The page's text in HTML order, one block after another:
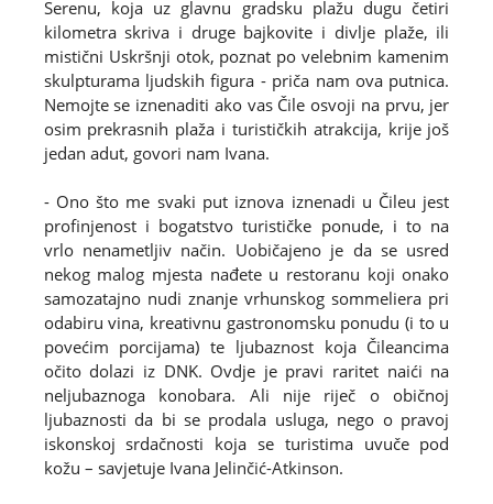
Serenu, koja uz glavnu gradsku plažu dugu četiri
kilometra skriva i druge bajkovite i divlje plaže, ili
mistični Uskršnji otok, poznat po velebnim kamenim
skulpturama ljudskih figura - priča nam ova putnica.
Nemojte se iznenaditi ako vas Čile osvoji na prvu, jer
osim prekrasnih plaža i turističkih atrakcija, krije još
jedan adut, govori nam Ivana.
- Ono što me svaki put iznova iznenadi u Čileu jest
profinjenost i bogatstvo turističke ponude, i to na
vrlo nenametljiv način. Uobičajeno je da se usred
nekog malog mjesta nađete u restoranu koji onako
samozatajno nudi znanje vrhunskog sommeliera pri
odabiru vina, kreativnu gastronomsku ponudu (i to u
povećim porcijama) te ljubaznost koja Čileancima
očito dolazi iz DNK. Ovdje je pravi raritet naići na
neljubaznoga konobara. Ali nije riječ o običnoj
ljubaznosti da bi se prodala usluga, nego o pravoj
iskonskoj srdačnosti koja se turistima uvuče pod
kožu – savjetuje Ivana Jelinčić-Atkinson.